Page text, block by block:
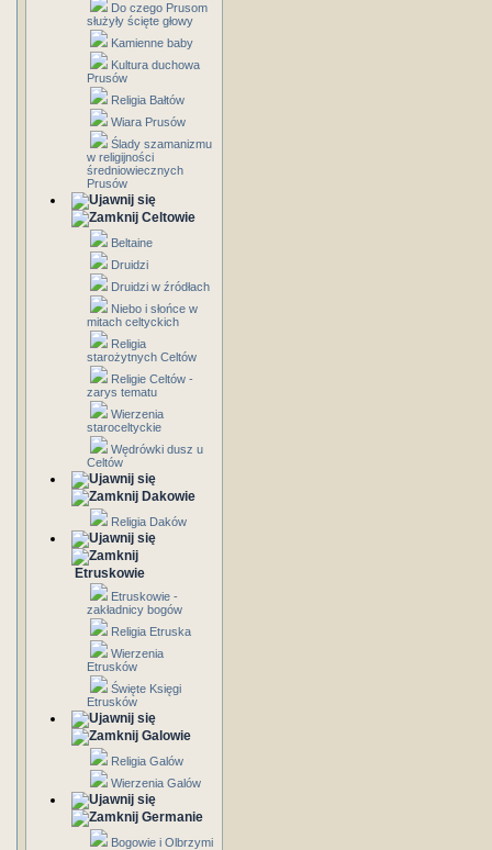
Do czego Prusom
służyły ścięte głowy
Kamienne baby
Kultura duchowa
Prusów
Religia Bałtów
Wiara Prusów
Ślady szamanizmu
w religijności
średniowiecznych
Prusów
Celtowie
Beltaine
Druidzi
Druidzi w źródłach
Niebo i słońce w
mitach celtyckich
Religia
starożytnych Celtów
Religie Celtów -
zarys tematu
Wierzenia
staroceltyckie
Wędrówki dusz u
Celtów
Dakowie
Religia Daków
Etruskowie
Etruskowie -
zakładnicy bogów
Religia Etruska
Wierzenia
Etrusków
Święte Księgi
Etrusków
Galowie
Religia Galów
Wierzenia Galów
Germanie
Bogowie i Olbrzymi